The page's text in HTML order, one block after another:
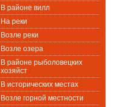
В районе вилл
На реки
Возле реки
Возле озера
В районе рыболовецких
хозяйст
В исторических местах
Возле горной местности